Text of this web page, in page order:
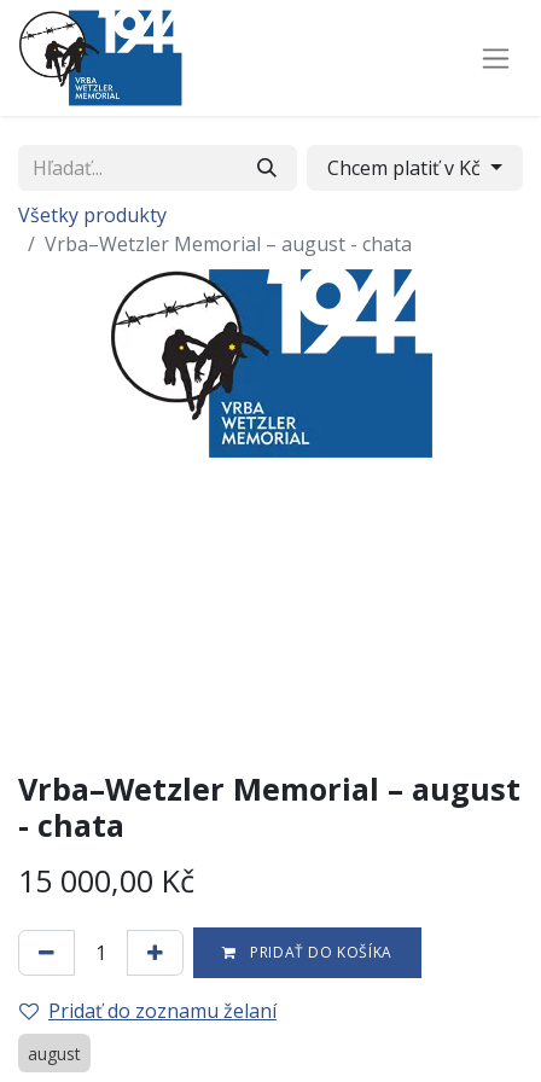
Chcem platiť v Kč
Všetky produkty
Vrba–Wetzler Memorial – august - chata
Vrba–Wetzler Memorial – august
- chata
15 000,00 Kč
PRIDAŤ DO KOŠÍKA
Pridať do zoznamu želaní
august